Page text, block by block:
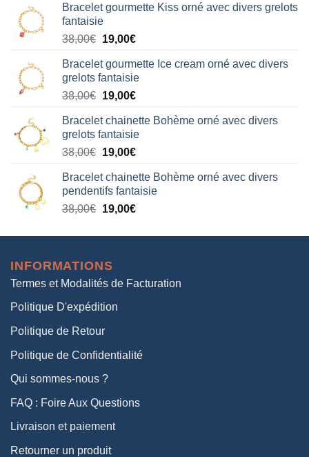
initial
était :
38,00€.
actuel
19,00€.
Bracelet gourmette Kiss orné avec divers grelots
fantaisie
38,00€ Le
initial
était :
38,00€.
19,00€Le
actuel
est :
19,00€.
Bracelet gourmette Ice cream orné avec divers
grelots fantaisie
38,00€ Le
initial
était :
38,00€.
19,00€Le
actuel
est :
19,00€.
Bracelet chainette Bohème orné avec divers
grelots fantaisie
38,00€ Le
initial
était :
38,00€.
19,00€Le
actuel
est :
19,00€.
Bracelet chainette Bohème orné avec divers
pendentifs fantaisie
38,00€ Le
initial
38,00€.
19,00€Le
actuel
INFORMATIONS
Termes et Modalités de Facturation
Politique D'expédition
Politique de Retour
Politique de Confidentialité
Qui sommes-nous ?
FAQ : Foire Aux Questions
Livraison et paiement
Retourner un produit